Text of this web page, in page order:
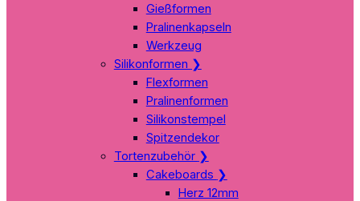
Gießformen
Pralinenkapseln
Werkzeug
Silikonformen ❯
Flexformen
Pralinenformen
Silikonstempel
Spitzendekor
Tortenzubehör ❯
Cakeboards ❯
Herz 12mm